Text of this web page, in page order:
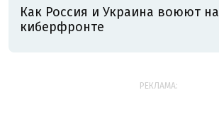
Как Россия и Украина воюют на
киберфронте
РЕКЛАМА: